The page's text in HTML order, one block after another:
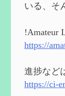
2024/05/12
能と3凸
2024/05/11
eを3BBB
2024/04/26
いる、そ
!Amateur
https://
進捗など
https://ci-